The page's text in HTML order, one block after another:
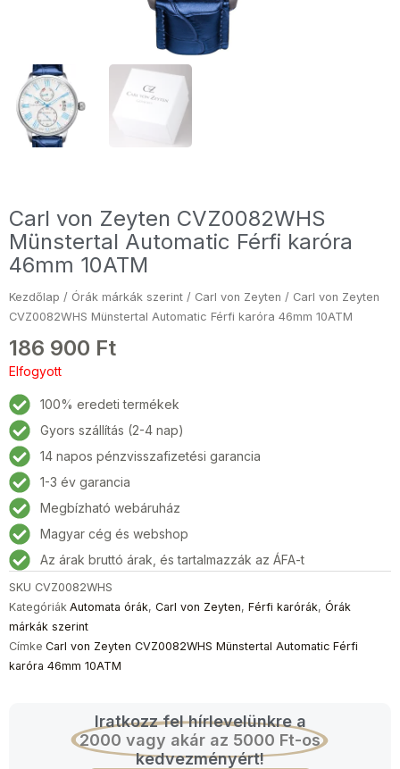
Carl von Zeyten CVZ0082WHS
Münstertal Automatic Férfi karóra
46mm 10ATM
Kezdőlap / Órák márkák szerint / Carl von Zeyten / Carl von Zeyten
CVZ0082WHS Münstertal Automatic Férfi karóra 46mm 10ATM
186 900 Ft
Elfogyott
100% eredeti termékek
Gyors szállítás (2-4 nap)
14 napos pénzvisszafizetési garancia
1-3 év garancia
Megbízható webáruház
Magyar cég és webshop
Az árak bruttó árak, és tartalmazzák az ÁFA-t
SKU CVZ0082WHS
Kategóriák Automata órák, Carl von Zeyten, Férfi karórák, Órák
márkák szerint
Címke Carl von Zeyten CVZ0082WHS Münstertal Automatic Férfi
karóra 46mm 10ATM
Iratkozz fel hírlevelünkre a
2000 vagy akár az 5000 Ft-os
kedvezményért!